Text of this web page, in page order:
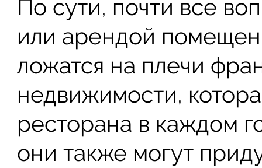
По сути, почти все
или арендой
ложатся на плечи
недвижимости,
ресторана в каждом
они также могут